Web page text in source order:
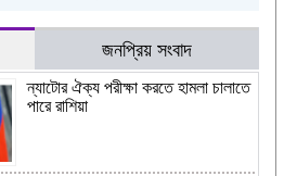
জনপ্রিয় সংবাদ
ন্যাটোর ঐক্য পরীক্ষা করতে হামলা চালাতে
পারে রাশিয়া